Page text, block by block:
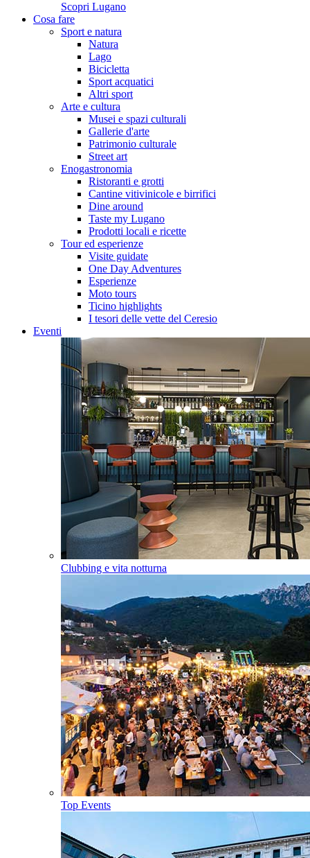
Scopri Lugano
Cosa fare
Sport e natura
Natura
Lago
Bicicletta
Sport acquatici
Altri sport
Arte e cultura
Musei e spazi culturali
Gallerie d'arte
Patrimonio culturale
Street art
Enogastronomia
Ristoranti e grotti
Cantine vitivinicole e birrifici
Dine around
Taste my Lugano
Prodotti locali e ricette
Tour ed esperienze
Visite guidate
One Day Adventures
Esperienze
Moto tours
Ticino highlights
I tesori delle vette del Ceresio
Eventi
Clubbing e vita notturna
Top Events